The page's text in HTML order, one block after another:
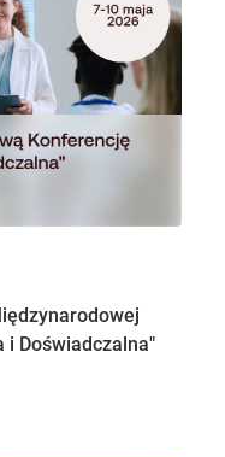
i Doświadczalna"